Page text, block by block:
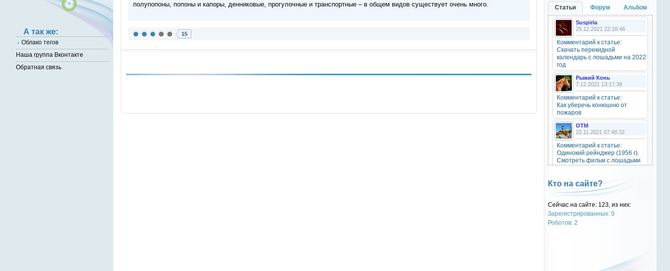
полупопоны, попоны и капоры, денниковые, прогулочные и транспортные – в общем видов существует очень много.
15
Анастасия18
10 марта 2026
привет
Natali
20 октября 2025
OTM
6 сентября 2025
Grey-Rattto, привет бро
Grey-Rattto
2 сентября 2025
Все ещё в деле
Приветствую товарищи! Привет
OTM
17 ноября 2024
Статьи Форум Альбом
Suspiria
25.12.2021 22:16:46
Комментарий к статье:
Скачать перекидной
календарь с лошадьми на 2022
год
Рыжий Конь
7.12.2021 13:17:38
Комментарий к статье:
Как уберечь конюшню от
пожаров
OTM
22.11.2021 07:48:32
Комментарий к статье:
Одинокий рейнджер (1956 г).
Смотреть фильм с лошадьми
Natali
28.09.2021 15:30:39
Комментарий к статье:
Тест «Масти и отметины»
OTM
20.05.2016 13:10:31
Кто на сайте?
Сейчас на сайте: 123, из них:
Зарегистрированных: 0
Роботов: 2
А так же:
Облако тегов
Наша группа Вконтакте
Обратная связь